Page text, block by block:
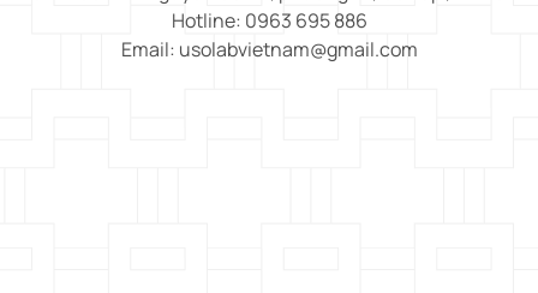
Hotline: 0963 695 886
Email: usolabvietnam@gmail.com